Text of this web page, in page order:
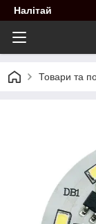
Налітай
Товари та